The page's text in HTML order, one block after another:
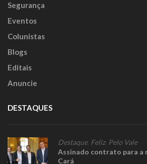
Segurança
Eventos
Colunistas
Blogs
Editais
Anuncie
DESTAQUES
Destaque, Feliz, Pelo Vale
Assinado contrato para a
Cará